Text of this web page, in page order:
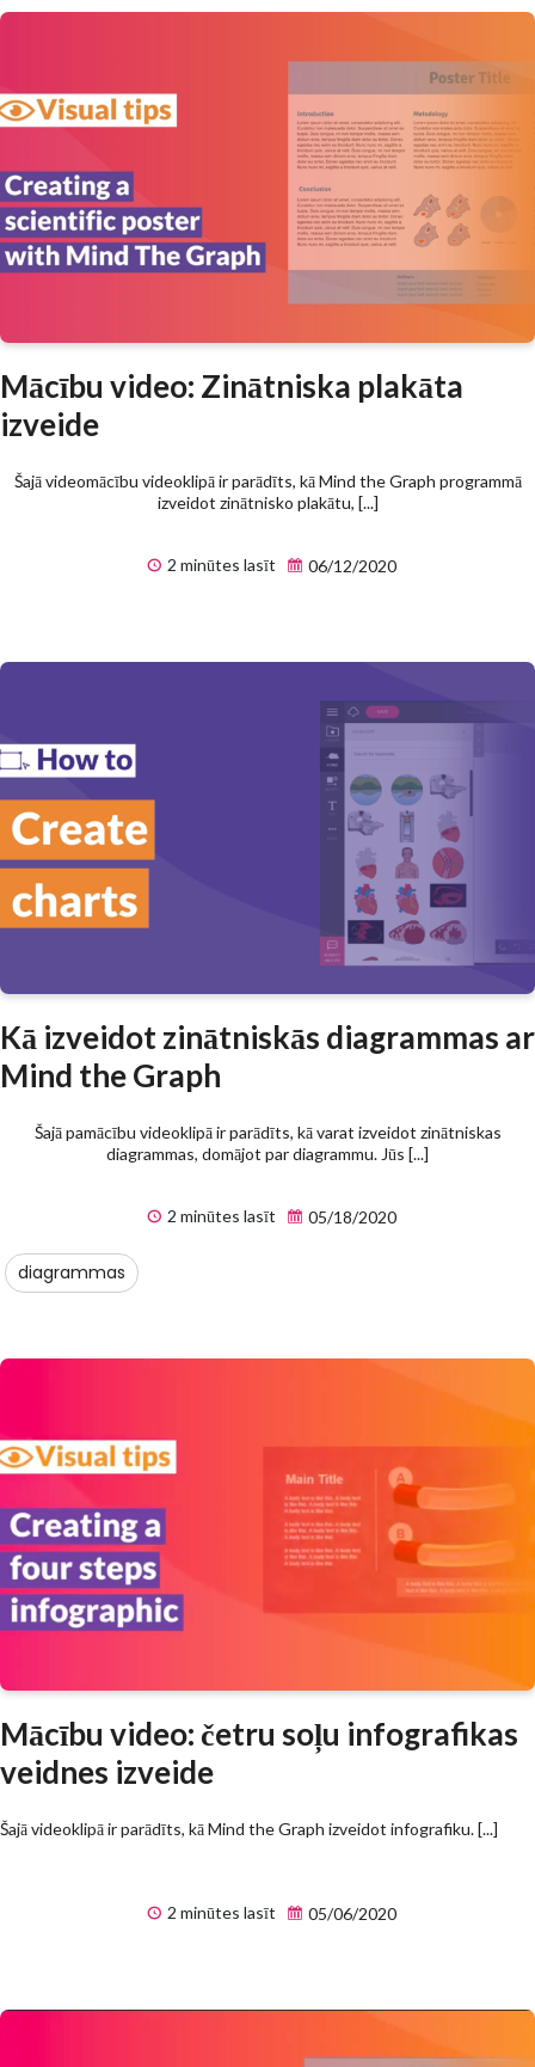
Mācību video: Zinātniska plakāta
izveide
Šajā videomācību videoklipā ir parādīts, kā Mind the Graph programmā
izveidot zinātnisko plakātu, [...]
2 minūtes lasīt 06/12/2020
Kā izveidot zinātniskās diagrammas ar
Mind the Graph
Šajā pamācību videoklipā ir parādīts, kā varat izveidot zinātniskas
diagrammas, domājot par diagrammu. Jūs [...]
2 minūtes lasīt 05/18/2020
diagrammas
Mācību video: četru soļu infografikas
veidnes izveide
Šajā videoklipā ir parādīts, kā Mind the Graph izveidot infografiku. [...]
2 minūtes lasīt 05/06/2020